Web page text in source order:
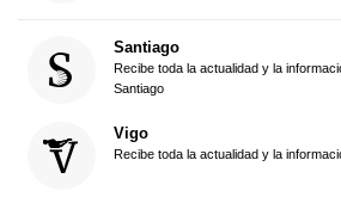
Santiago
Recibe toda la actualidad y la
Santiago
Vigo
Recibe toda la actualidad y la